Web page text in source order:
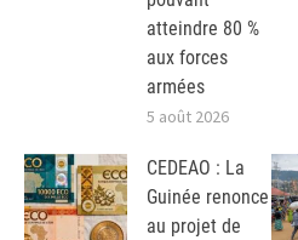
atteindre 80 %
aux forces
armées
5 août 2026
CEDEAO : La
Guinée renonce
au projet de